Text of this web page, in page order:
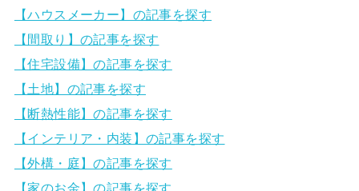
【ハウスメーカー】の記事を探す
【間取り】の記事を探す
【住宅設備】の記事を探す
【土地】の記事を探す
【断熱性能】の記事を探す
【インテリア・内装】の記事を探す
【外構・庭】の記事を探す
【家のお金】の記事を探す